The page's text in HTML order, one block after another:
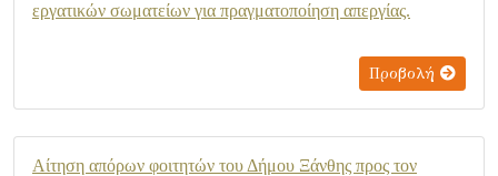
εργατικών σωματείων για πραγματοποίηση απεργίας.
Προβολή
Αίτηση απόρων φοιτητών του Δήμου Ξάνθης προς τον